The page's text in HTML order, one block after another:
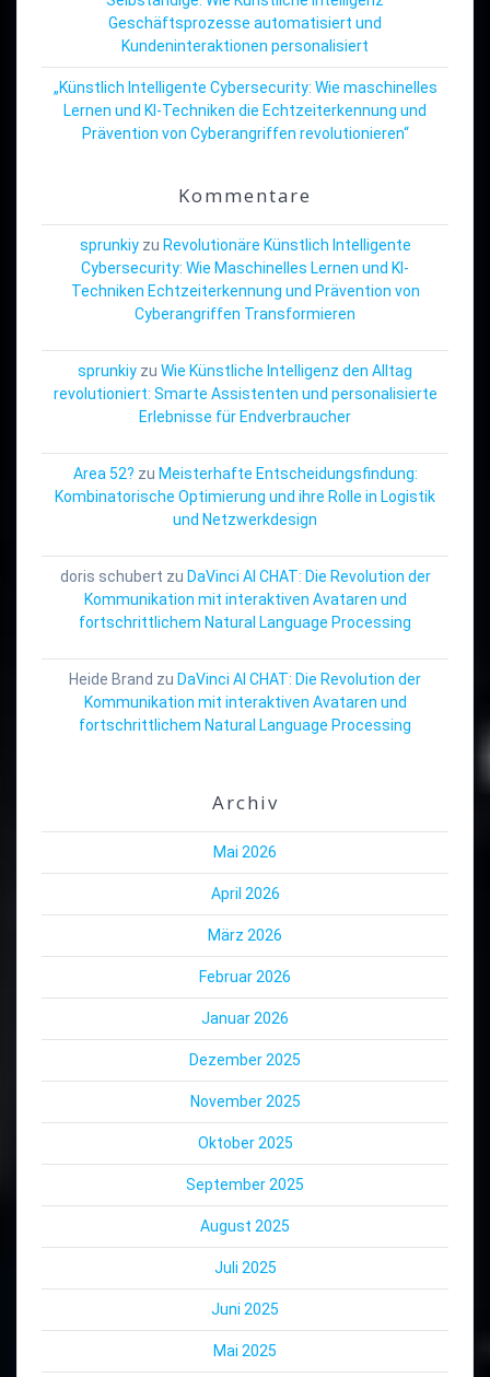
Geschäftsprozesse automatisiert und
Kundeninteraktionen personalisiert
„Künstlich Intelligente Cybersecurity: Wie maschinelles
Lernen und KI-Techniken die Echtzeiterkennung und
Prävention von Cyberangriffen revolutionieren“
Kommentare
sprunkiyzu Revolutionäre Künstlich Intelligente
Cybersecurity: Wie Maschinelles Lernen und KI-
Techniken Echtzeiterkennung und Prävention von
Cyberangriffen Transformieren
sprunkiy zu Wie Künstliche Intelligenz den Alltag
revolutioniert: Smarte Assistenten und personalisierte
Erlebnisse für Endverbraucher
Area 52? zu Meisterhafte Entscheidungsfindung:
Kombinatorische Optimierung und ihre Rolle in Logistik
und Netzwerkdesign
doris schubert zu DaVinci AI CHAT: Die Revolution der
Kommunikation mit interaktiven Avataren und
fortschrittlichem Natural Language Processing
Heide Brand zu DaVinci AI CHAT: Die Revolution der
Kommunikation mit interaktiven Avataren und
fortschrittlichem Natural Language Processing
Archiv
Mai 2026
April 2026
März 2026
Februar 2026
Januar 2026
Dezember 2025
November 2025
Oktober 2025
September 2025
August 2025
Juli 2025
Juni 2025
Mai 2025